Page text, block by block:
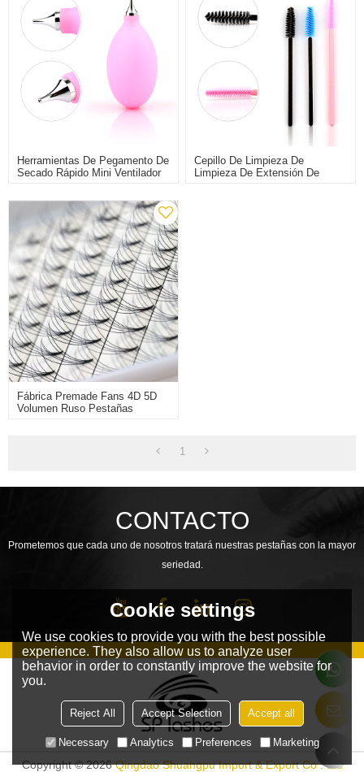
Herramientas De Pegamento De
Secado Rápido Mini Ventilador
Cepillo De Limpieza De
Limpieza De Extensión De
Fábrica Premade Fans 4D 5D
Volumen Ruso Pestañas
1
CONTACTO
Prometemos que cada uno de nosotros tratará nuestras pestañas con la mayor
seriedad.
Copyright © 2026Qingdao Shuangpu Import & Export Co . Ltd
Cookie settings
We use cookies to provide you with the best possible
experience. They also allow us to analyze user
behavior in order to constantly improve the website for
you.
Reject All Accept Selection Accept all
Necessary Analytics Preferences Marketing